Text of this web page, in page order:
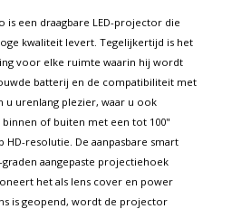
is een draagbare LED-projector die
kwaliteit levert. Tegelijkertijd is het
voor elke ruimte waarin hij wordt
batterij en de compatibiliteit met
u urenlang plezier, waar u ook
binnen of buiten met een tot 100"
HD-resolutie. De aanpasbare smart
graden aangepaste projectiehoek
het als lens cover en power
is geopend, wordt de projector